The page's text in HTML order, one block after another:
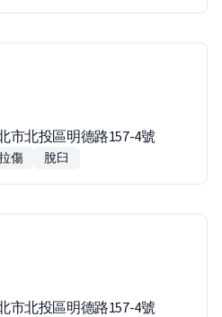
市北投區明德路157-4號
傷 脫臼
市北投區明德路157-4號